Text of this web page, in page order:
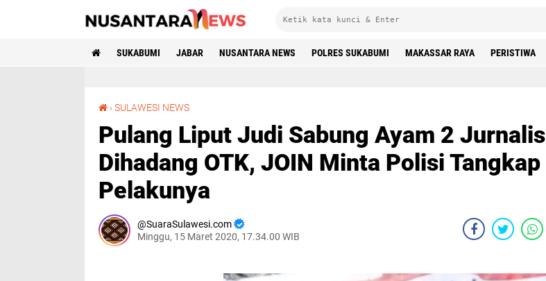
SUKABUMI JABAR NUSANTARA NEWS POLRES SUKABUMI MAKASSAR RAYA PERISTIWA
›SULAWESI NEWS
Pulang Liput Judi Sabung Ayam 2 Jurnalis
Dihadang OTK, JOIN Minta Polisi Tangkap
Pelakunya
SuaraSulawesi.com
Minggu, 15 Maret 2020, 17.34.00 WIB